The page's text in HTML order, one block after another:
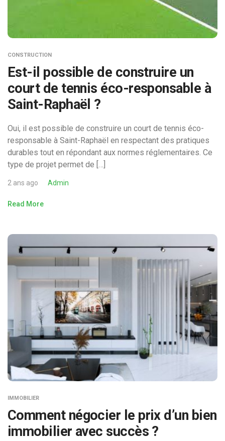
CONSTRUCTION
Est-il possible de construire un
court de tennis éco-responsable à
Saint-Raphaël ?
Oui, il est possible de construire un court de tennis éco-
responsable à Saint-Raphaël en respectant des pratiques
durables tout en répondant aux normes réglementaires. Ce
type de projet permet de […]
2 ans ago Admin
Read More
IMMOBILIER
Comment négocier le prix d’un bien
immobilier avec succès ?